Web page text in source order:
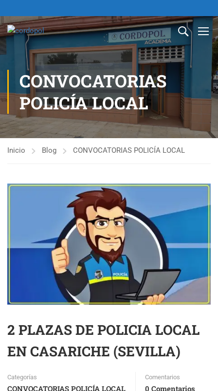
CONVOCATORIAS
POLICÍA LOCAL
Inicio Blog CONVOCATORIAS POLICÍA LOCAL
2 PLAZAS DE POLICIA LOCAL
EN CASARICHE (SEVILLA)
Categorías
CONVOCATORIAS POLICÍA LOCAL
Comentarios
0 Comentarios